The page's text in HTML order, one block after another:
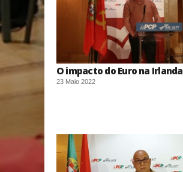
O impacto do Euro na Irlanda
23 Maio 2022